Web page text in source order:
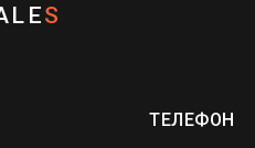
S
ТЕЛЕФОН